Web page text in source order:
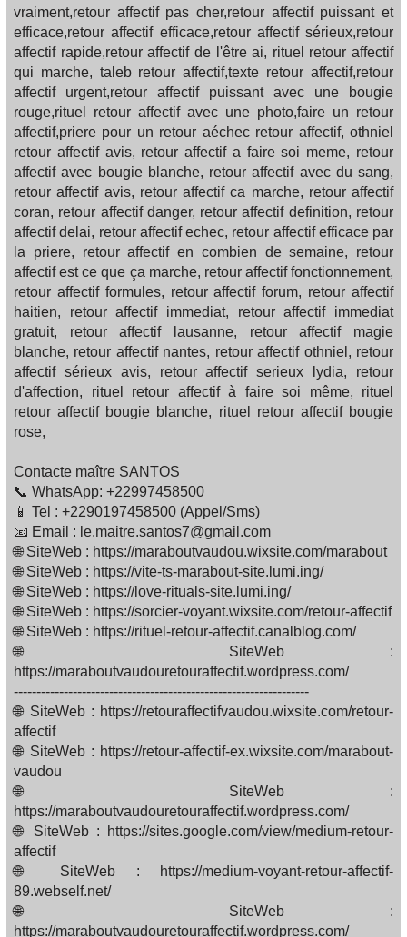
vraiment,retour affectif pas cher,retour affectif puissant et
efficace,retour affectif efficace,retour affectif sérieux,retour
affectif rapide,retour affectif de l'être ai, rituel retour affectif
qui marche, taleb retour affectif,texte retour affectif,retour
affectif urgent,retour affectif puissant avec une bougie
rouge,rituel retour affectif avec une photo,faire un retour
affectif,priere pour un retour aéchec retour affectif, othniel
retour affectif avis, retour affectif a faire soi meme, retour
affectif avec bougie blanche, retour affectif avec du sang,
retour affectif avis, retour affectif ca marche, retour affectif
coran, retour affectif danger, retour affectif definition, retour
affectif delai, retour affectif echec, retour affectif efficace par
la priere, retour affectif en combien de semaine, retour
affectif est ce que ça marche, retour affectif fonctionnement,
retour affectif formules, retour affectif forum, retour affectif
haitien, retour affectif immediat, retour affectif immediat
gratuit, retour affectif lausanne, retour affectif magie
blanche, retour affectif nantes, retour affectif othniel, retour
affectif sérieux avis, retour affectif serieux lydia, retour
d'affection, rituel retour affectif à faire soi même, rituel
retour affectif bougie blanche, rituel retour affectif bougie
rose,
Contacte maître SANTOS
📞 WhatsApp: +22997458500
📱 Tel : +2290197458500 (Appel/Sms)
📧 Email : le.maitre.santos7@gmail.com
🌐 SiteWeb : https://maraboutvaudou.wixsite.com/marabout
🌐 SiteWeb : https://vite-ts-marabout-site.lumi.ing/
🌐 SiteWeb : https://love-rituals-site.lumi.ing/
🌐 SiteWeb : https://sorcier-voyant.wixsite.com/retour-affectif
🌐 SiteWeb : https://rituel-retour-affectif.canalblog.com/
🌐 SiteWeb :
https://maraboutvaudouretouraffectif.wordpress.com/
-----------------------------------------------------------------
🌐 SiteWeb : https://retouraffectifvaudou.wixsite.com/retour-
affectif
🌐 SiteWeb : https://retour-affectif-ex.wixsite.com/marabout-
vaudou
🌐 SiteWeb :
https://maraboutvaudouretouraffectif.wordpress.com/
🌐 SiteWeb : https://sites.google.com/view/medium-retour-
affectif
🌐 SiteWeb : https://medium-voyant-retour-affectif-
89.webself.net/
🌐 SiteWeb :
https://maraboutvaudouretouraffectif.wordpress.com/